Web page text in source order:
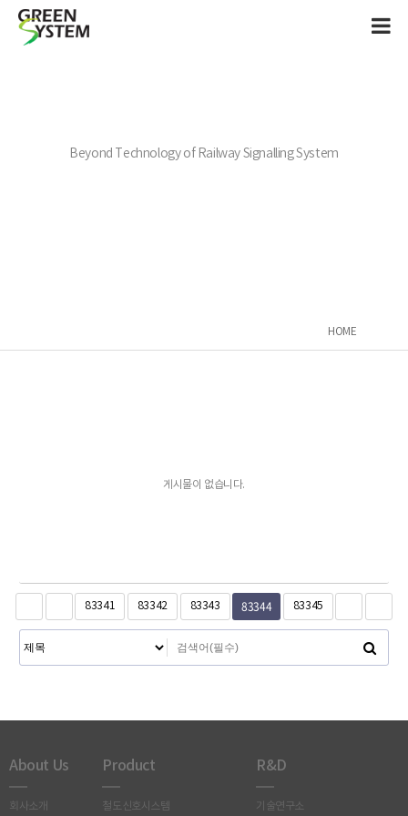
Beyond Technology of Railway Signalling System
HOME
게시물이 없습니다.
83341 83342 83343 83344 83345
About Us
회사소개
Product
철도신호시스템
R&D
기술연구소